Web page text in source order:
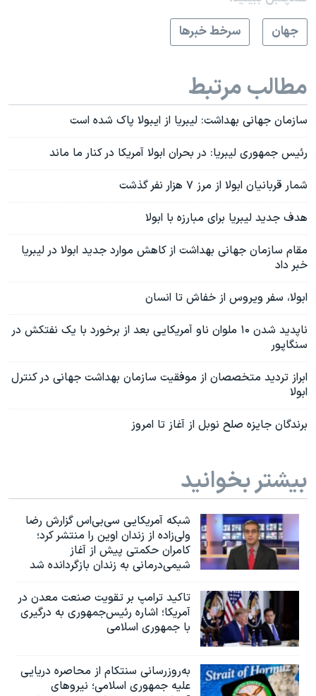
جهان
سرخط خبرها
مطالب مرتبط
سازمان جهانی بهداشت: لیبریا از ایبولا پاک شده است
رئیس جمهوری لیبریا: در بحران ابولا آمریکا در کنار ما ماند
شمار قربانیان ابولا از مرز ۷ هزار نفر گذشت
هدف جدید لیبریا برای مبارزه با ابولا
مقام سازمان جهانی بهداشت از کاهش موارد جدید ابولا در لیبریا
خبر داد
ابولا، سفر ویروس از خفاش تا انسان
ناپدید شدن ۱۰ ملوان ناو آمریکایی بعد از برخورد با یک نفتکش در
سنگاپور
ابراز تردید متخصصان از موفقیت سازمان بهداشت جهانی در کنترل
ابولا
برندگان جایزه صلح نوبل از آغاز تا امروز
بیشتر بخوانید
شبکه آمریکایی سی‌بی‌‌اس گزارش رضا
ولی‌زاده از زندان اوین را منتشر کرد؛
کامران حکمتی پیش از آغاز
شیمی‌درمانی به زندان بازگردانده شد
تاکید ترامپ بر تقویت صنعت معدن در
آمریکا؛ اشاره رئیس‌جمهوری به درگیری
با جمهوری اسلامی
به‌روزرسانی سنتکام از محاصره دریایی
علیه جمهوری اسلامی؛ نیروهای